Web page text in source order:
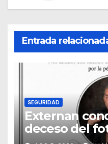
Entrada
SEGURIDAD
Externan
deceso del